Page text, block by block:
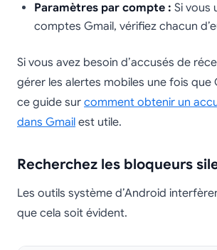
Paramètres par compte : Si vous
comptes Gmail, vérifiez chacun
Si vous avez besoin d’accusés de
gérer les alertes mobiles une fois que
ce guide sur comment obtenir un
dans Gmail est utile.
Recherchez les bloqueurs
Les outils système d’Android
que cela soit évident.